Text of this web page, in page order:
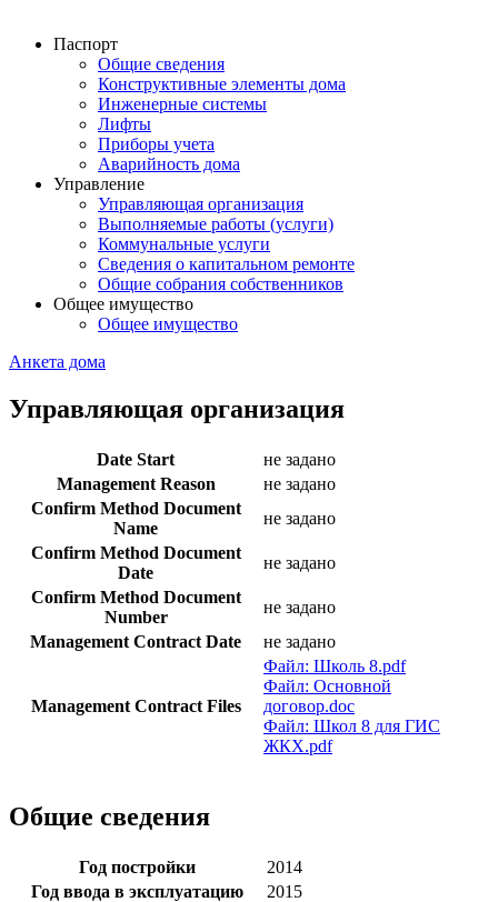
Паспорт
Общие сведения
Конструктивные элементы дома
Инженерные системы
Лифты
Приборы учета
Аварийность дома
Управление
Управляющая организация
Выполняемые работы (услуги)
Коммунальные услуги
Сведения о капитальном ремонте
Общие собрания собственников
Общее имущество
Общее имущество
Анкета дома
Управляющая организация
Date Start
не задано
Management Reason
не задано
Confirm Method Document
Name
не задано
Confirm Method Document
Date
не задано
Confirm Method Document
Number
не задано
Management Contract Date
не задано
Management Contract Files
Файл: Школь 8.pdf
Файл: Основной
договор.doc
Файл: Школ 8 для ГИС
ЖКХ.pdf
Общие сведения
Год постройки
2014
Год ввода в эксплуатацию
2015